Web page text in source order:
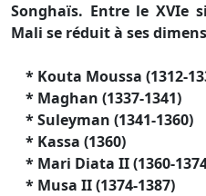
Songhaïs. Entre le XVIe
Mali se réduit à ses
* Kouta Moussa (1312-
* Maghan (1337-1341)
* Suleyman (1341-1360)
* Kassa (1360)
* Mari Diata II (1360-
* Musa II (1374-1387)